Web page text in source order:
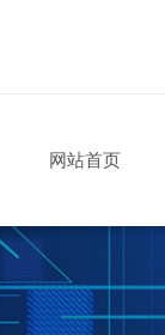
网站首页